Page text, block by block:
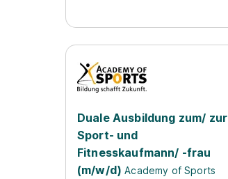
Duale Ausbildung zum/ zur
Sport- und
Fitnesskaufmann/ -frau
(m/w/d) Academy of Sports